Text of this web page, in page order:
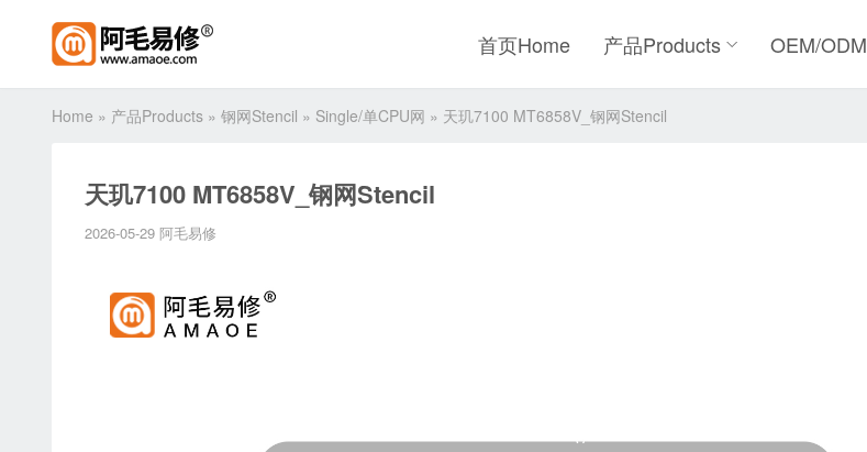
首页Home 产品Products OEM/ODM
Home » 产品Products » 钢网Stencil » Single/单CPU网 » 天玑7100 MT6858V_钢网Stencil
天玑7100 MT6858V_钢网Stencil
2026-05-29 阿毛易修